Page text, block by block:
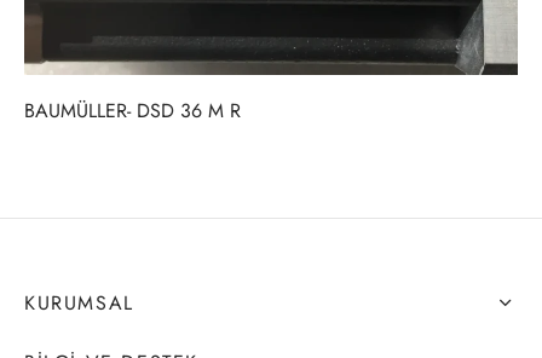
BAUMÜLLER- DSD 36 M R
KURUMSAL